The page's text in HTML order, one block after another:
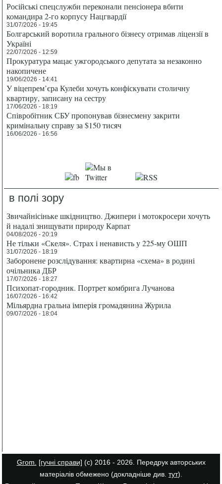
Російські спецслужби переконали пенсіонера вбити
командира 2-го корпусу Нацгвардії
31/07/2026 - 19:45
Болгарський воротила грального бізнесу отримав ліцензії в
Україні
22/07/2026 - 12:59
Прокуратура мацає ужгородського депутата за незаконно
накопичене
19/06/2026 - 14:41
У віцепрем’єра Кулеби хочуть конфіскувати столичну
квартиру, записану на сестру
17/06/2026 - 18:19
Співробітник СБУ пропонував бізнесмену закрити
кримінальну справу за $150 тисяч
16/06/2026 - 16:56
в полі зору
Звичайнісіньке шкідництво. Джипери і мотокросери хочуть
й надалі знищувати природу Карпат
04/08/2026 - 20:19
Не тільки «Скеля». Страх і ненависть у 225-му ОШП
31/07/2026 - 18:19
Заборонене розслідування: квартирна «схема» в родині
очільника ДБР
17/07/2026 - 18:27
Психопат-городник. Портрет комбрига Лучанова
16/07/2026 - 16:42
Мільярдна гральна імперія громадянина Журила
09/07/2026 - 18:04
Grom. [гучні справи] (с) 2016 - 2026. Передрук авторських
матеріалів обмежено (докладніше див. тут).